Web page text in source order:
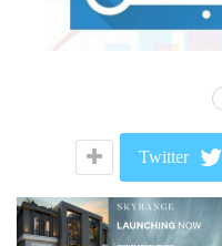
Twitter